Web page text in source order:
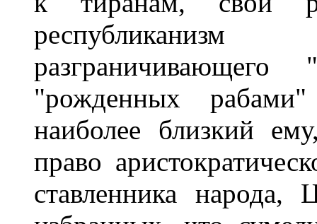
"рожденных
наиболее близкий
право
ставленника